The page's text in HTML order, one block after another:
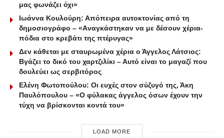
μας φωνάζει όχι»
Ιωάννα Κουλούρη: Απόπειρα αυτοκτονίας από τη
δημοσιογράφο – «Aναγκάστηκαν να με δέσουν χέρια-
πόδια στο κρεβάτι της πτέρυγας»
Δεν κάθεται με σταυρωμένα χέρια ο Άγγελος Λάτσιος:
Βγάζει το δικό του χαρτζιλίκι – Αυτό είναι το μαγαζί που
δουλεύει ως σερβιτόρος
Ελένη Φωτοπούλου: Οι ευχές στον σύζυγό της, Άκη
Παυλόπουλου – «Ο φύλακας άγγελος όσων έχουν την
τύχη να βρίσκονται κοντά του»
LOAD MORE